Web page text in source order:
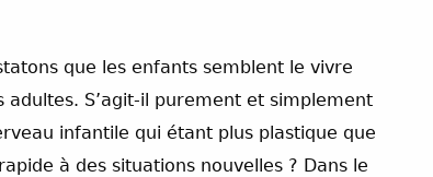
que les enfants semblent le vivre
S’agit-il purement et simplement
infantile qui étant plus plastique que
à des situations nouvelles ? Dans le